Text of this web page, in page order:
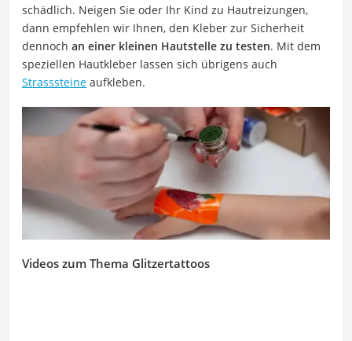
schädlich. Neigen Sie oder Ihr Kind zu Hautreizungen,
dann empfehlen wir Ihnen, den Kleber zur Sicherheit
dennoch an einer kleinen Hautstelle zu testen. Mit dem
speziellen Hautkleber lassen sich übrigens auch
Strasssteine aufkleben.
Videos zum Thema Glitzertattoos